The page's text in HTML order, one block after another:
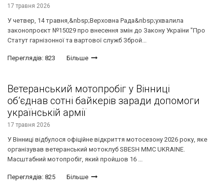
17 травня 2026
У четвер, 14 травня,&nbsp;Верховна Рада&nbsp;ухвалила
законопроєкт №15029 про внесення змін до Закону України "Про
Статут гарнізонної та вартової служб Зброй...
Переглядів: 823 Більше
Ветеранський мотопробіг у Вінниці
об’єднав сотні байкерів заради допомоги
українській армії
17 травня 2026
У Вінниці відбулося офіційне відкриття мотосезону 2026 року, яке
організував ветеранський мотоклуб SBESH MMC UKRAINE.
Масштабний мотопробіг, який пройшов 16 ...
Переглядів: 825 Більше